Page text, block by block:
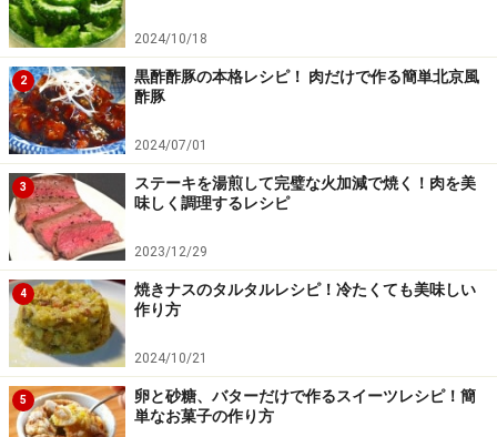
2024/10/18
2
黒酢酢豚の本格レシピ！ 肉だけで作る簡単北京風
酢豚
2024/07/01
3
ステーキを湯煎して完璧な火加減で焼く！肉を美
味しく調理するレシピ
2023/12/29
4
焼きナスのタルタルレシピ！冷たくても美味しい
作り方
2024/10/21
5
卵と砂糖、バターだけで作るスイーツレシピ！簡
単なお菓子の作り方